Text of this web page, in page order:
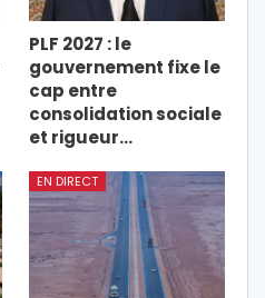
PLF 2027 : le
gouvernement fixe le
cap entre
consolidation sociale
et rigueur…
EN DIRECT